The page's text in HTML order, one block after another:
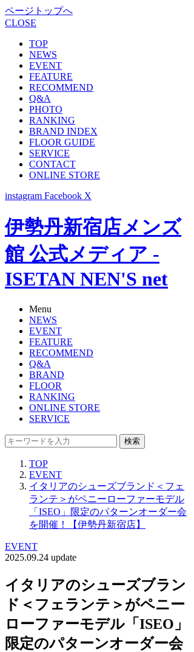
ページトップへ
CLOSE
TOP
NEWS
EVENT
FEATURE
RECOMMEND
Q&A
PHOTO
RANKING
BRAND INDEX
FLOOR GUIDE
SERVICE
CONTACT
ONLINE STORE
instagram Facebook X
伊勢丹新宿店メンズ
館 公式メディア -
ISETAN NEN'S net
Menu
NEWS
EVENT
FEATURE
RECOMMEND
Q&A
BRAND
FLOOR
RANKING
ONLINE STORE
SERVICE
検索
TOP
EVENT
イタリアのシューズブランド＜フェ
ランテ＞がペニーローファーモデル
「ISEO」限定のパターンオーダー会
を開催！【伊勢丹新宿店】
EVENT
2025.09.24 update
イタリアのシューズブラン
ド＜フェランテ＞がペニー
ローファーモデル「ISEO」
限定のパターンオーダー会